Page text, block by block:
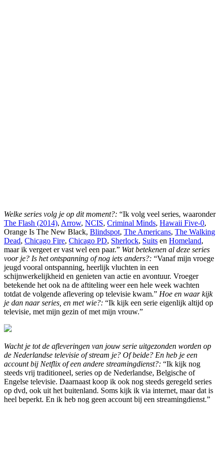
Welke series volg je op dit moment?: “Ik volg veel series, waaronder
The Flash (2014), Arrow, NCIS, Criminal Minds, Hawaii Five-0,
Orange Is The New Black, Blindspot, The Americans, The Walking
Dead, Chicago Fire, Chicago PD, Sherlock, Suits en Homeland,
maar ik vergeet er vast wel een paar.” Wat betekenen al deze series
voor je? Is het ontspanning of nog iets anders?: “Vanaf mijn vroege
jeugd vooral ontspanning, heerlijk vluchten in een
schijnwerkelijkheid en genieten van actie en avontuur. Vroeger
betekende het ook na de aftiteling weer een hele week wachten
totdat de volgende aflevering op televisie kwam.” Hoe en waar kijk
je dan naar series, en met wie?: “Ik kijk een serie eigenlijk altijd op
televisie, met mijn gezin of met mijn vrouw.”
Wacht je tot de afleveringen van jouw serie uitgezonden worden op
de Nederlandse televisie of stream je? Of beide? En heb je een
account bij Netflix of een andere streamingdienst?: “Ik kijk nog
steeds vrij traditioneel, series op de Nederlandse, Belgische of
Engelse televisie. Daarnaast koop ik ook nog steeds geregeld series
op dvd, ook uit het buitenland. Soms kijk ik via internet, maar dat is
heel beperkt. En ik heb nog geen account bij een streamingdienst.”